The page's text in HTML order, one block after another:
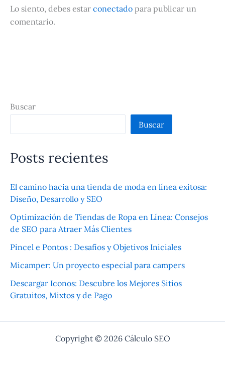
Lo siento, debes estar conectado para publicar un
comentario.
Buscar
Buscar
Posts recientes
El camino hacia una tienda de moda en línea exitosa:
Diseño, Desarrollo y SEO
Optimización de Tiendas de Ropa en Línea: Consejos
de SEO para Atraer Más Clientes
Pincel e Pontos : Desafíos y Objetivos Iniciales
Micamper: Un proyecto especial para campers
Descargar Iconos: Descubre los Mejores Sitios
Gratuitos, Mixtos y de Pago
Copyright © 2026 Cálculo SEO